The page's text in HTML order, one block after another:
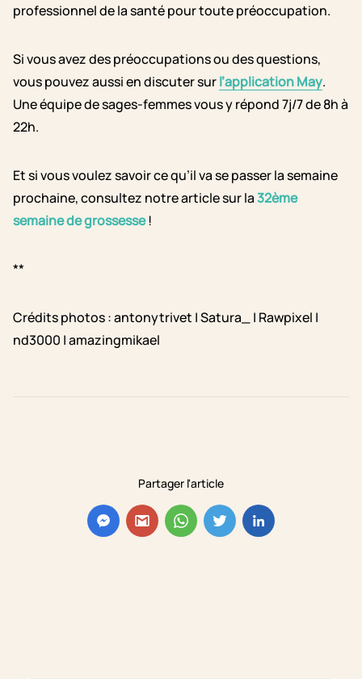
Partager l'article
professionnel de la santé pour toute préoccupation.
Si vous avez des préoccupations ou des questions,
vous pouvez aussi en discuter surl’application May.
Une équipe de sages-femmes vous y répond 7j/7 de 8h à
22h.
Et si vous voulez savoir ce qu’il va se passer la semaine
prochaine, consultez notre article sur la32ème
semaine de grossesse!
**
Crédits photos : antonytrivet | Satura_ | Rawpixel |
nd3000 | amazingmikael